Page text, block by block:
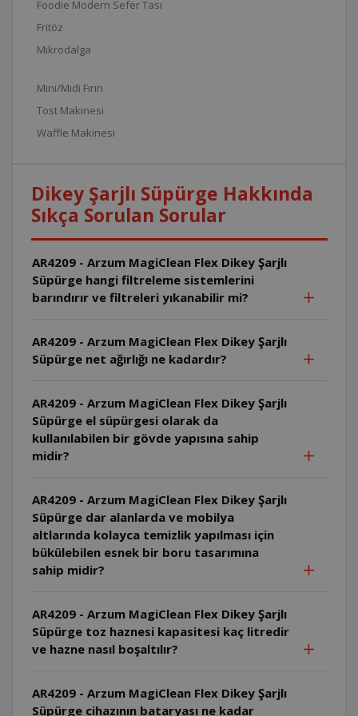
Foodie Modern Sefer Tası
Fritöz
Mikrodalga
Mini/Midi Fırın
Tost Makinesi
Waffle Makinesi
Dikey Şarjlı Süpürge Hakkında
Sıkça Sorulan Sorular
AR4209 - Arzum MagiClean Flex Dikey Şarjlı
Süpürge hangi filtreleme sistemlerini
barındırır ve filtreleri yıkanabilir mi?
AR4209 - Arzum MagiClean Flex Dikey Şarjlı
Süpürge net ağırlığı ne kadardır?
AR4209 - Arzum MagiClean Flex Dikey Şarjlı
Süpürge el süpürgesi olarak da
kullanılabilen bir gövde yapısına sahip
midir?
AR4209 - Arzum MagiClean Flex Dikey Şarjlı
Süpürge dar alanlarda ve mobilya
altlarında kolayca temizlik yapılması için
bükülebilen esnek bir boru tasarımına
sahip midir?
AR4209 - Arzum MagiClean Flex Dikey Şarjlı
Süpürge toz haznesi kapasitesi kaç litredir
ve hazne nasıl boşaltılır?
AR4209 - Arzum MagiClean Flex Dikey Şarjlı
Süpürge cihazının bataryası ne kadar